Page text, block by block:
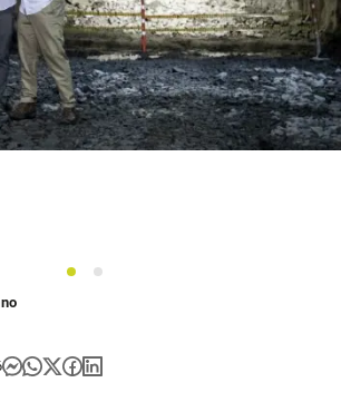
1
2